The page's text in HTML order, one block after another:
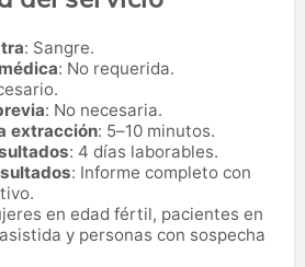
: Sangre.
: No requerida.
: No necesaria.
extracción: 5–10 minutos.
: 4 días laborables.
: Informe completo con
en edad fértil, pacientes en
y personas con sospecha